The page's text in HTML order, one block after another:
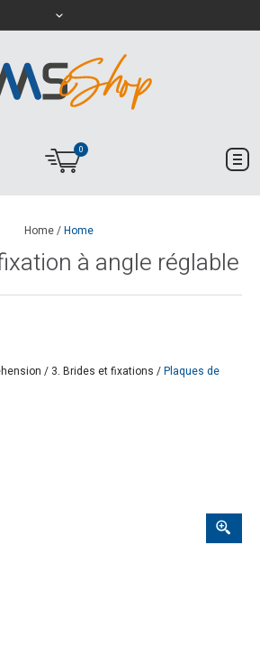
0
Home/Home
à angle réglable
/ 3. Brides et fixations /Plaques de